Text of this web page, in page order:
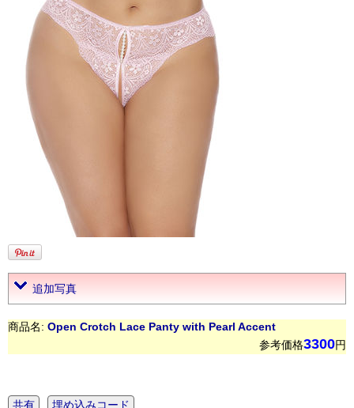
追加写真
商品名: Open Crotch Lace Panty with Pearl Accent
参考価格3300円
共有 埋め込みコード